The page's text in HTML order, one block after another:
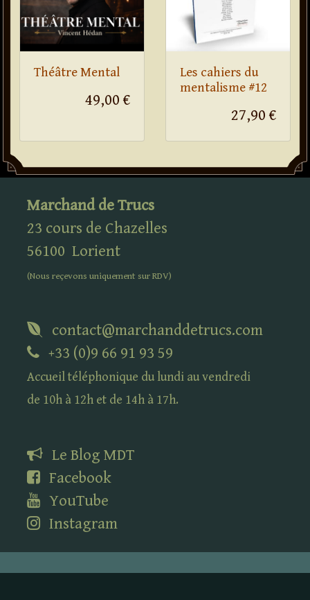
Théâtre Mental
49,00 €
Les cahiers du
mentalisme #12
27,90 €
Marchand de Trucs
23 cours de Chazelles
56100 Lorient
(Nous reçevons uniquement surRDV)
contact@marchanddetrucs.com
+33 (0)9 66 91 93 59
Accueil téléphonique du lundi au vendredi
de 10h à 12h et de 14h à 17h.
Le Blog MDT
Facebook
YouTube
Instagram